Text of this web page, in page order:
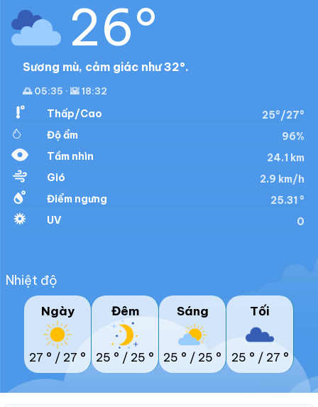
26°
Sương mù, cảm giác như 32°.
🌅 05:35 · 🌇 18:32
Thấp/Cao
25°/27°
Độ ẩm
96%
Tầm nhìn
24.1 km
Gió
2.9 km/h
Điểm ngưng
25.31 °
UV
0
Nhiệt độ
Ngày
27 ° / 27 °
Đêm
25 ° / 25 °
Sáng
25 ° / 25 °
Tối
25 ° / 27 °